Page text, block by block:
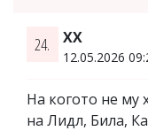
24. XX
12.05.2026
На когото не му
на Лидл, Била,